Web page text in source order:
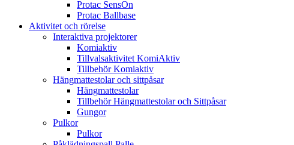
Protac SensOn
Protac Ballbase
Aktivitet och rörelse
Interaktiva projektorer
Komiaktiv
Tillvalsaktivitet KomiAktiv
Tillbehör Komiaktiv
Hängmattestolar och sittpåsar
Hängmattestolar
Tillbehör Hängmattestolar och Sittpåsar
Gungor
Pulkor
Pulkor